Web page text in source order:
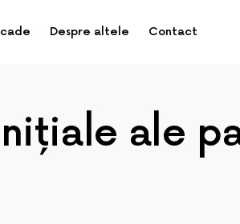
Despre altele Contact
ale